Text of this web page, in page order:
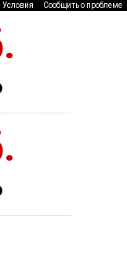
Условия Сообщить о проблеме